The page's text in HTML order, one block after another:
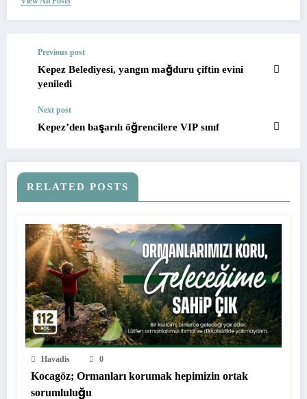
Previous post
Kepez Belediyesi, yangın mağduru çiftin evini
yeniledi
Next post
Kepez’den başarılı öğrencilere VIP sınıf
RELATED POSTS
Havadis 0
Kocagöz; Ormanları korumak hepimizin ortak
sorumluluğu